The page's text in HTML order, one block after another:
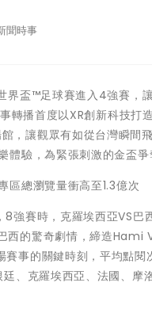
聞時事
界盃™足球賽進入4強賽
播首度以XR創新科技打
，讓觀眾有如從台灣瞬
驗，為緊張刺激的金盃爭
區總瀏覽量衝高至1.3億次
強賽時，克羅埃西亞VS巴
西的驚奇劇情，締造
事的關鍵時刻，平均點
、克羅埃西亞、法國、